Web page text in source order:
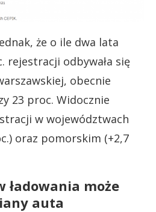
że o ile dwa lata
rejestracji odbywała się
obecnie
23 proc. Widocznie
w województwach
oraz pomorskim (+2,7
ładowania może
auta